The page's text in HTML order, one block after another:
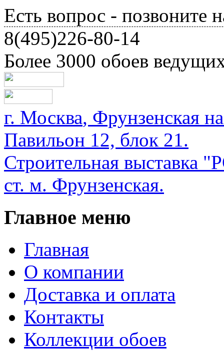
Есть вопрос - позвоните
8(495)226-80-14
Более 3000 обоев
г. Москва, Фрунзенская
Павильон 12, блок 21.
Строительная
ст. м. Фрунзенская.
Главное меню
Главная
О компании
Доставка и оплата
Контакты
Коллекции обоев